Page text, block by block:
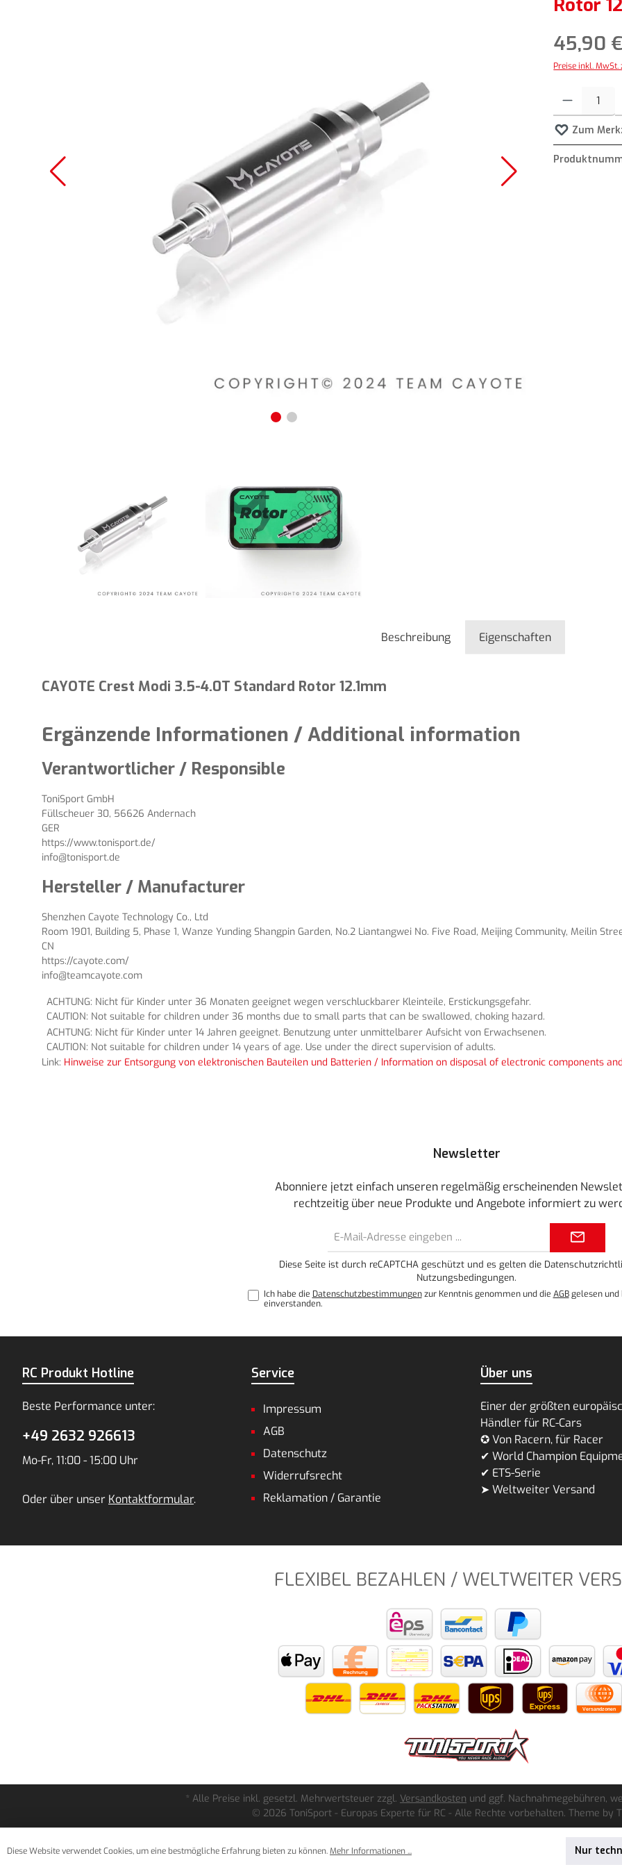
Rotor
45,90
Preise inkl.
Zum
Beschreibung Eigenschaften
CAYOTE Crest Modi 3.5-4.0T Standard Rotor 12.1mm
Ergänzende Informationen / Additional information
Verantwortlicher / Responsible
ToniSport GmbH
Füllscheuer 30, 56626 Andernach
GER
https://www.tonisport.de/
info@tonisport.de
Hersteller / Manufacturer
Shenzhen Cayote Technology Co., Ltd
Room 1901, Building 5, Phase 1, Wanze Yunding Shangpin Garden, No.2 Liantangwei No. Five Road, Meijing Community, Meilin
CN
https://cayote.com/
info@teamcayote.com
ACHTUNG: Nicht für Kinder unter 36 Monaten geeignet wegen verschluckbarer Kleinteile, Erstickungsgefahr.
CAUTION: Not suitable for children under 36 months due to small parts that can be swallowed, choking hazard.
ACHTUNG: Nicht für Kinder unter 14 Jahren geeignet. Benutzung unter unmittelbarer Aufsicht von Erwachsenen.
CAUTION: Not suitable for children under 14 years of age. Use under the direct supervision of adults.
Link: Hinweise zur Entsorgung von elektronischen Bauteilen und Batterien / Information on disposal of electronic components
Newsletter
Abonniere jetzt einfach unseren regelmäßig erscheinenden
rechtzeitig über neue Produkte und Angebote informiert zu
Mail-
Diese Seite ist durch reCAPTCHA geschützt und es gelten die
Nutzungsbedingungen.
Ich habe die Datenschutzbestimmungenzur Kenntnis genommen und die AGBgelesen und
einverstanden.
RC Produkt Hotline
Beste Performance unter:
+49 2632 926613
Mo-Fr, 11:00 - 15:00 Uhr
Oder über unser Kontaktformular.
Service
Impressum
AGB
Datenschutz
Widerrufsrecht
Reklamation / Garantie
Über uns
Einer der größten
Händler für RC-Cars
✪ Von Racern, für Racer
✔ World Champion
✔ ETS-Serie
➤ Weltweiter Versand
FLEXIBEL BEZAHLEN / WELTWEITER
* Alle Preise inkl. gesetzl. Mehrwertsteuer zzgl. Versandkosten und ggf. Nachnahmegebühren,
© 2026 ToniSport - Europas Experte für RC - Alle Rechte vorbehalten. Theme by
Diese Website verwendet Cookies, um eine bestmögliche Erfahrung bieten zu können.Mehr Informationen ... Nur